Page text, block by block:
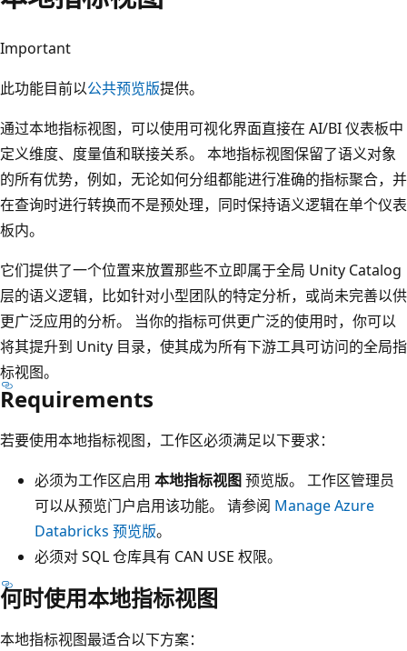
Important
此功能目前以公共预览版提供。
通过本地指标视图，可以使用可视化界面直接在 AI/BI 仪表板中
定义维度、度量值和联接关系。 本地指标视图保留了语义对象
的所有优势，例如，无论如何分组都能进行准确的指标聚合，并
在查询时进行转换而不是预处理，同时保持语义逻辑在单个仪表
板内。
它们提供了一个位置来放置那些不立即属于全局 Unity Catalog
层的语义逻辑，比如针对小型团队的特定分析，或尚未完善以供
更广泛应用的分析。 当你的指标可供更广泛的使用时，你可以
将其提升到 Unity 目录，使其成为所有下游工具可访问的全局指
标视图。
Requirements
若要使用本地指标视图，工作区必须满足以下要求：
必须为工作区启用 本地指标视图预览版。 工作区管理员
可以从预览门户启用该功能。 请参阅 Manage Azure
Databricks 预览版。
必须对 SQL 仓库具有 CAN USE 权限。
何时使用本地指标视图
本地指标视图最适合以下方案：